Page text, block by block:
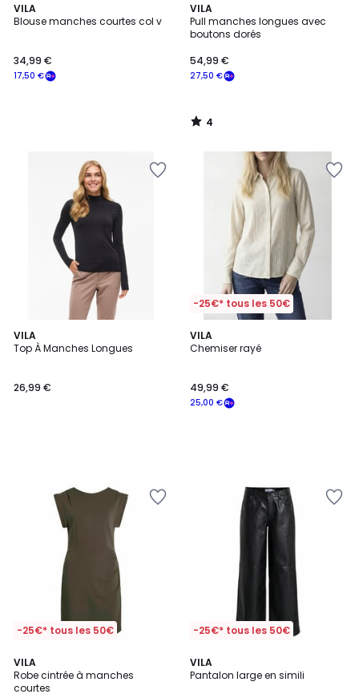
VILA
Blouse manches courtes col v
17,50 €
34,99 €
VILA
Pull manches longues avec
boutons dorés
27,50 €
54,99 €
4
/
5
4
/
VILA
Top À Manches Longues
26,99 €
-25€* tous les 50€
VILA
Chemiser rayé
25,00 €
49,99 €
-25€* tous les 50€
VILA
Robe cintrée à manches
courtes
5
/
5
-25€* tous les 50€
VILA
Pantalon large en simili
5
/